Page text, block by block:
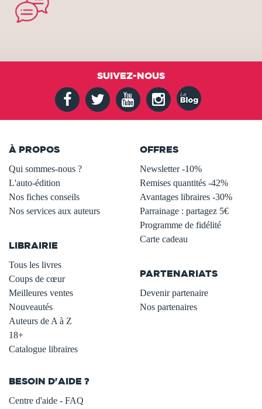
SUIVEZ-NOUS
À PROPOS
Qui sommes-nous ?
L'auto-édition
Nos fiches conseils
Nos services aux auteurs
LIBRAIRIE
Tous les livres
Coups de cœur
Meilleures ventes
Nouveautés
Auteurs de A à Z
18+
Catalogue libraires
OFFRES
Newsletter -10%
Remises quantités -42%
Avantages libraires -30%
Parrainage : partagez 5€
Programme de fidélité
Carte cadeau
PARTENARIATS
Devenir partenaire
Nos partenaires
BESOIN D'AIDE ?
Centre d'aide - FAQ